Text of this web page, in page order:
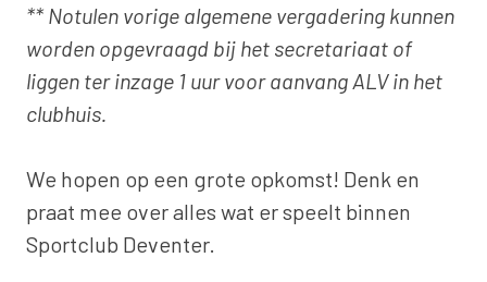
** Notulen vorige algemene vergadering kunnen
worden opgevraagd bij het secretariaat of
liggen ter inzage 1 uur voor aanvang ALV in het
clubhuis.
We hopen op een grote opkomst! Denk en
praat mee over alles wat er speelt binnen
Sportclub Deventer.